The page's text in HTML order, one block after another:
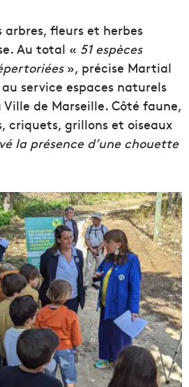
arbres, fleurs et herbes
Au total « 51 espèces
», précise Martial
service espaces naturels
de Marseille. Côté faune,
criquets, grillons et oiseaux
la présence d’une chouette